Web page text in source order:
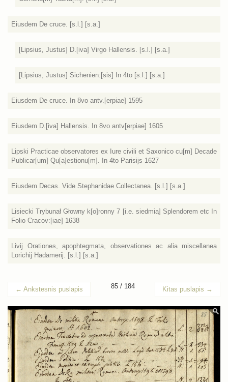
Eiusdem De cruce. [s.l.] [s.a.]
[Lipsius, Justus] D.[iva] Virgo Hallensis. [s.l.] [s.a.]
[Lipsius, Justus] Sichenien:[sis] In 4to [s.l.] [s.a.]
Eiusdem De cruce. In 8vo antv.[erpiae] 1595
Eiusdem D.[iva] Hallensis. In 8vo antv[erpiae] 1605
Lipski Practicae observatores ex Iure civili et Saxonico cu[m] Decade
Publicar[um] Qu[a]estionu[m]. In 4to Parisijs 1627
Eiusdem Decas. Vide Stephanidae Collectanea. [s.l.] [s.a.]
Lisiecki Trybunał Głowny k[o]ronny 7 [i.e. siedmią] Splendorem etc In
Folio Cracov:[iae] 1638
Livij Orationes, apophtegmata, observationes ac alia miscellanea
Lorichij Hadamerij. [s.l.] [s.a.]
← Ankstesnis puslapis 85 / 184 Kitas puslapis →